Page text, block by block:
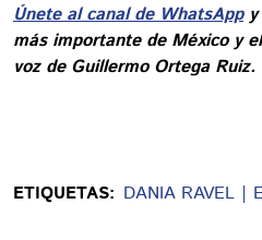
Únete al canal de WhatsAppy
más importante de México y
voz de Guillermo Ortega Ruiz.
ETIQUETAS: DANIA RAVEL